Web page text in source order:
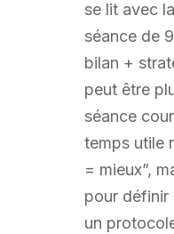
se lit avec
séance de
bilan +
peut être
séance
temps utile
= mieux”,
pour définir
un